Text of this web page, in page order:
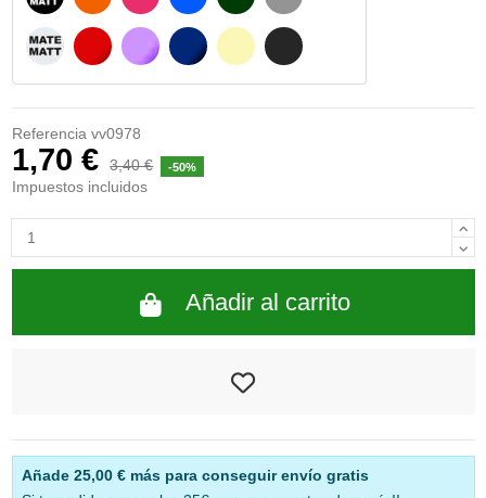
BLANCO MATE
ROJO LILA AZUL MARINO
BEIGE GRIS OSCURO
Referencia vv0978
1,70 € 3,40 € -50%
Impuestos incluidos
Añadir al carrito
Añade 25,00 €más para conseguir envío gratis